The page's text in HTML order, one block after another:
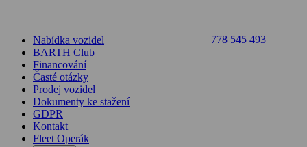
778 545 493
Nabídka vozidel
BARTH Club
Financování
Časté otázky
Prodej vozidel
Dokumenty ke stažení
GDPR
Kontakt
Fleet Operák